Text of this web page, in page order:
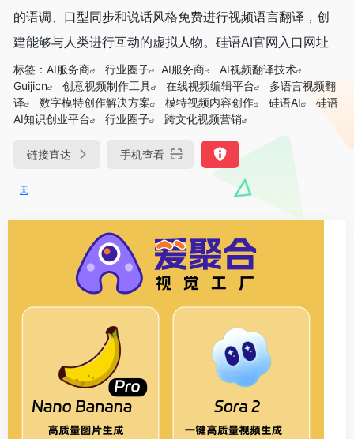
的语调、口型同步和说话风格免费进行视频语言翻译，创
建能够与人类进行互动的虚拟人物。硅语AI官网入口网址
标签： AI服务商 行业圈子 AI服务商
AI视频翻译技术
Guijicn
创意视频制作工具 在线视频编辑平台
多语言视频翻
译
数字模特创作解决方案 模特视频内容创作 硅语AI
硅语
AI知识创业平台
行业圈子 跨文化视频营销
链接直达 手机查看
DeepSeek-R1、V3满血版